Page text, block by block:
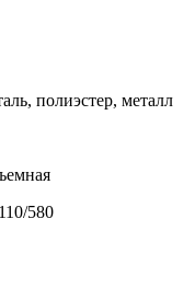
полиэстер, металл
580